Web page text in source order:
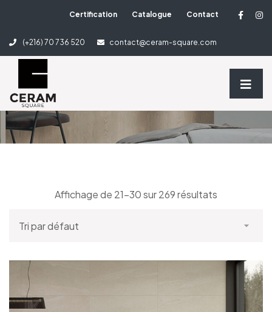
Certification Catalogue Contact
(+216) 70 736 520 contact@ceram-square.com
3 Column Shop
Affichage de 21–30 sur 269 résultats